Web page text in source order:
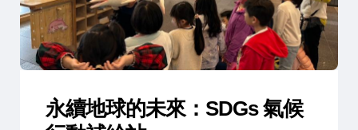
永續地球的未來：SDGs 氣候